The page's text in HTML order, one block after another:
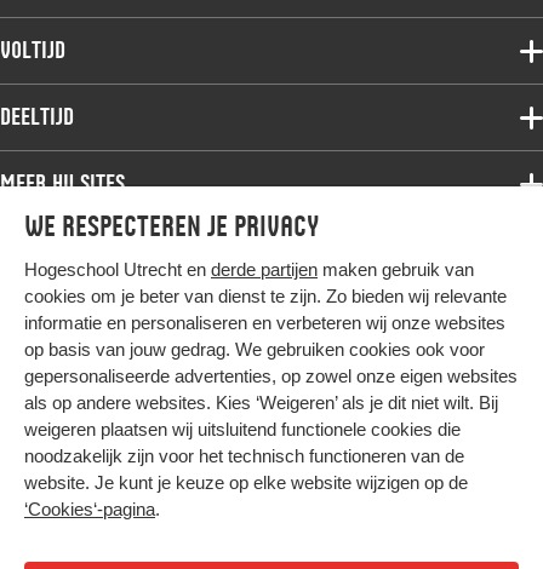
We respecteren je privacy
Hogeschool Utrecht en derde partijen maken gebruik van
cookies om je beter van dienst te zijn. Zo bieden wij relevante
informatie en personaliseren en verbeteren wij onze websites
op basis van jouw gedrag. We gebruiken cookies ook voor
gepersonaliseerde advertenties, op zowel onze eigen websites
als op andere websites. Kies ‘Weigeren’ als je dit niet wilt. Bij
weigeren plaatsen wij uitsluitend functionele cookies die
noodzakelijk zijn voor het technisch functioneren van de
website. Je kunt je keuze op elke website wijzigen op de
‘Cookies‘-pagina.
Voltijdopleidingen
Deeltijdopleidingen
Onderzoek
Werken bij de HU
Contact
Voltijd
Associate degree
Bachelor
Master
Studiekeuze voltijd
Deeltijd
Associate degree
Bachelor
Master
Post-master
Studiekeuze deeltijd
Meer HU sites
HU International
HU Bibliotheek
HU Ontwikkelt
Duurzame HU
Intranet
Trajectum
Hier komt alles samen
Colofon
Privacy
Cookies